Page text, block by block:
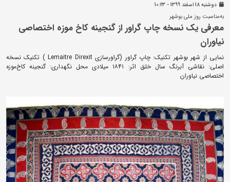
دوشنبه 18 اسفند 1399 - 10:23
به‌مناسبت روز ملی بوشهر
معرفی یک نسخه چاپ گراور از گنجینه کاخ موزه اختصاصی
نیاوران
نمایی از شهر بوشهر تکنیک: چاپ گراور (گراورسازی Lemaitre Direxit ) تکنیک نسخه
اصلی: نقاشی آبرنگ سال خلق اثر: ۱۸۴۱ میلادی محل نگهداری: گنجینه کاخ‌موزه
اختصاصی نیاوران